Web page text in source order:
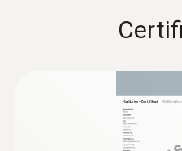
Robuuste
Robuust luchtvoeler